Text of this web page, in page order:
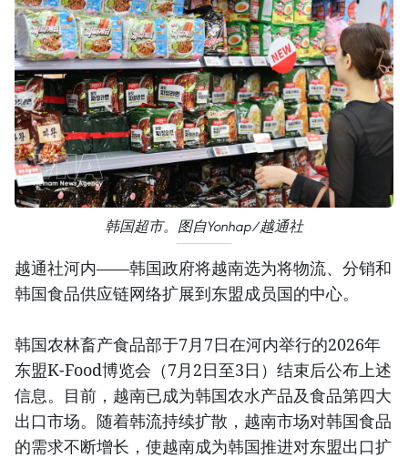
韩国超市。图自Yonhap/越通社
越通社河内——韩国政府将越南选为将物流、分销和
韩国食品供应链网络扩展到东盟成员国的中心。
韩国农林畜产食品部于7月7日在河内举行的2026年
东盟K-Food博览会（7月2日至3日）结束后公布上述
信息。目前，越南已成为韩国农水产品及食品第四大
出口市场。随着韩流持续扩散，越南市场对韩国食品
的需求不断增长，使越南成为韩国推进对东盟出口扩